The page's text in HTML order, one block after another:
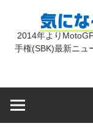
2014年より
手権(SBK)最新ニュ